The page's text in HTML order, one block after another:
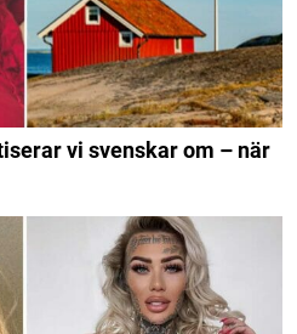
vi svenskar om – när